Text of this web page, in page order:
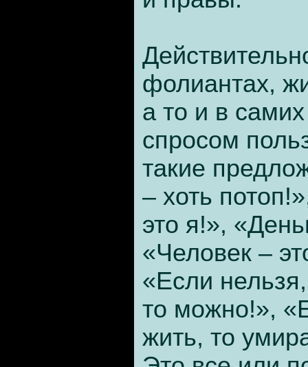
фолиантах,
а то и в
спросом
такие
– хоть
это я!»,
«Человек –
«Если
то можно!»,
жить, то